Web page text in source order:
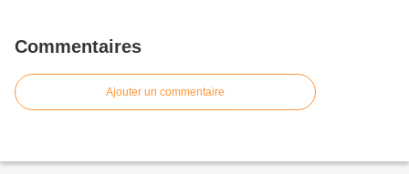
Commentaires
Ajouter un commentaire